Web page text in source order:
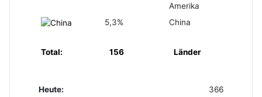
Amerika
5,3%
China
Total: 156 Länder
Heute:
366